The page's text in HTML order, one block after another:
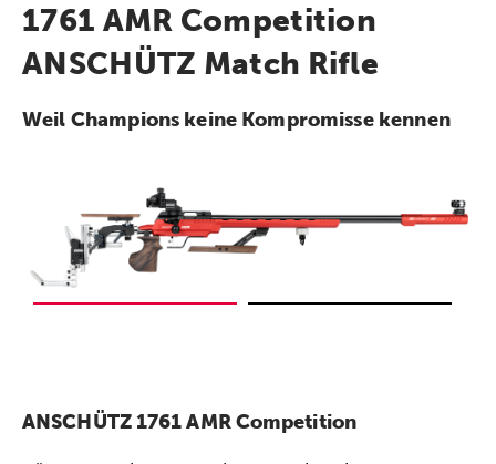
1761 AMR Competition
ANSCHÜTZ Match Rifle
Weil Champions keine Kompromisse kennen
ANSCHÜTZ 1761 AMR Competition